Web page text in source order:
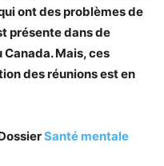
ont des problèmes de
présente dans de
Mais, ces
des réunions est en
Santé mentale